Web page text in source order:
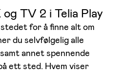
TV 2 i Telia Play
for å finne alt om
du selvfølgelig alle
annet spennende
ett sted. Hvem viser